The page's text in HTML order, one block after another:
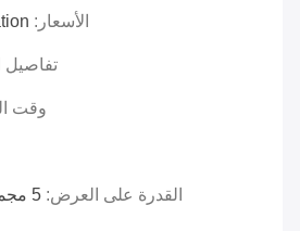
الأسعار:
تفاصيل
وقت
القدرة على العرض: 5 مجموعات في أربعة أشهر